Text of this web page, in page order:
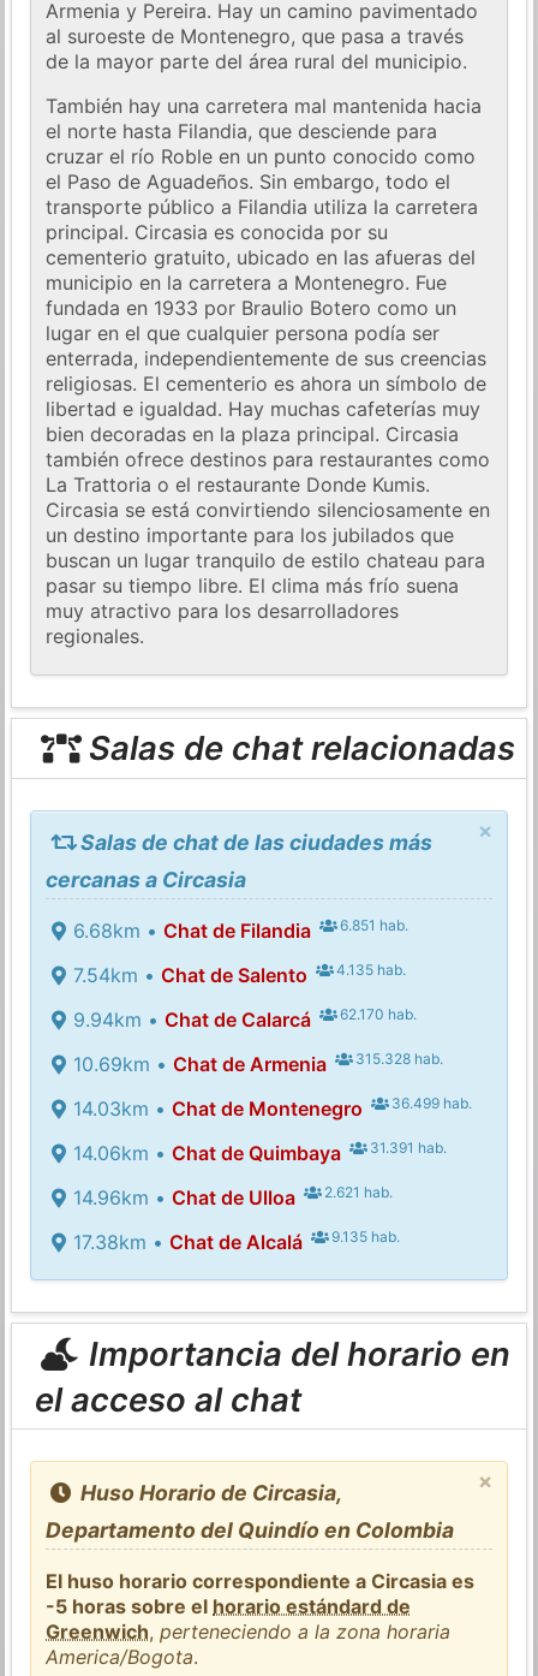
Armenia y Pereira. Hay un camino pavimentado
al suroeste de Montenegro, que pasa a través
de la mayor parte del área rural del municipio.
También hay una carretera mal mantenida hacia
el norte hasta Filandia, que desciende para
cruzar el río Roble en un punto conocido como
el Paso de Aguadeños. Sin embargo, todo el
transporte público a Filandia utiliza la carretera
principal. Circasia es conocida por su
cementerio gratuito, ubicado en las afueras del
municipio en la carretera a Montenegro. Fue
fundada en 1933 por Braulio Botero como un
lugar en el que cualquier persona podía ser
enterrada, independientemente de sus creencias
religiosas. El cementerio es ahora un símbolo de
libertad e igualdad. Hay muchas cafeterías muy
bien decoradas en la plaza principal. Circasia
también ofrece destinos para restaurantes como
La Trattoria o el restaurante Donde Kumis.
Circasia se está convirtiendo silenciosamente en
un destino importante para los jubilados que
buscan un lugar tranquilo de estilo chateau para
pasar su tiempo libre. El clima más frío suena
muy atractivo para los desarrolladores
regionales.
Salas de chat relacionadas
×
Salas de chat de las ciudades más
cercanas a Circasia
6.68km • Chat de Filandia 6.851 hab.
7.54km • Chat de Salento 4.135 hab.
9.94km • Chat de Calarcá 62.170 hab.
10.69km • Chat de Armenia 315.328 hab.
14.03km • Chat de Montenegro 36.499 hab.
14.06km • Chat de Quimbaya 31.391 hab.
14.96km • Chat de Ulloa 2.621 hab.
17.38km • Chat de Alcalá 9.135 hab.
Importancia del horario en
el acceso al chat
×
Huso Horario de Circasia,
Departamento del Quindío en Colombia
El huso horario correspondiente a Circasia es
-5 horas sobre el horario estándard de
Greenwich,perteneciendo a la zona horaria
America/Bogota.